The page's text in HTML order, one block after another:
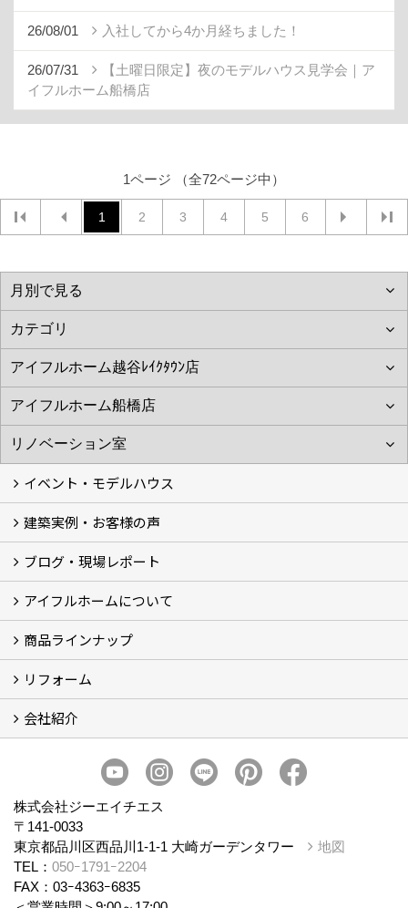
26/08/01 入社してから4か月経ちました！
26/07/31
【土曜日限定】夜のモデルハウス見学会｜ア
イフルホーム船橋店
1ページ （全72ページ中）
1 2 3 4 5 6
イベント・モデルハウス
イベント
モデルハウス見学
建築実例・お客様の声
建築実例
お客様の声
ブログ・現場レポート
ブログ
現場レポート
アイフルホームについて
アイフルホームについて (5)
商品ラインナップ
商品ラインナップ
リフォーム
まるごと断熱リフォーム
イベント情報
施工事例
会社紹介
スタッフ紹介
個人情報保護方針
株式会社ジーエイチエス
〒141-0033
東京都品川区西品川1-1-1 大崎ガーデンタワー
地図
TEL： 050ｰ1791ｰ2204
FAX：03ｰ4363ｰ6835